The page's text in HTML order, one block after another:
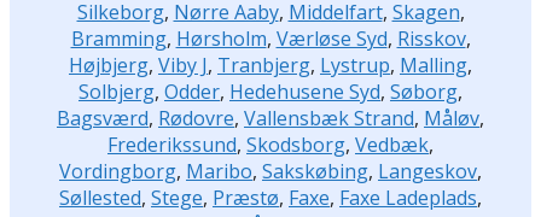
Silkeborg, Nørre Aaby, Middelfart, Skagen,
Bramming, Hørsholm, Værløse Syd, Risskov,
Højbjerg, Viby J, Tranbjerg, Lystrup, Malling,
Solbjerg, Odder, Hedehusene Syd, Søborg,
Bagsværd, Rødovre, Vallensbæk Strand, Måløv,
Frederikssund, Skodsborg, Vedbæk,
Vordingborg, Maribo, Sakskøbing, Langeskov,
Søllested, Stege, Præstø, Faxe, Faxe Ladeplads,